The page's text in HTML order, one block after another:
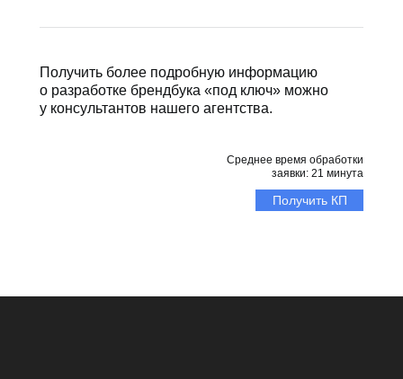
Среднее время обработки
заявки: 21 минута
Получить более подробную информацию
о разработке брендбука «под ключ» можно
у консультантов нашего агентства.
Получить КП